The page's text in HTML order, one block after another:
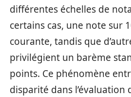
différentes échelles de
certains cas, une note sur
courante, tandis que
privilégient un barème
points. Ce phénomène
disparité dans l’évaluation